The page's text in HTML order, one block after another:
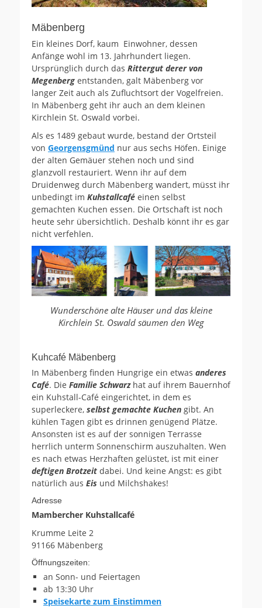
Mäbenberg
Ein kleines Dorf, kaum Einwohner, dessen
Anfänge wohl im 13. Jahrhundert liegen.
Ursprünglich durch das Rittergut derer von
Megenberg entstanden, galt Mäbenberg vor
langer Zeit auch als Zufluchtsort der Vogelfreien.
In Mäbenberg geht ihr auch an dem kleinen
Kirchlein St. Oswald vorbei.
Als es 1489 gebaut wurde, bestand der Ortsteil
von Georgensgmünd nur aus sechs Höfen. Einige
der alten Gemäuer stehen noch und sind
glanzvoll restauriert. Wenn ihr auf dem
Druidenweg durch Mäbenberg wandert, müsst ihr
unbedingt im Kuhstallcafé einen selbst
gemachten Kuchen essen. Die Ortschaft ist noch
heute sehr übersichtlich. Deshalb könnt ihr es gar
nicht verfehlen.
Wunderschöne alte Häuser und das kleine
Kirchlein St. Oswald säumen den Weg
Kuhcafé Mäbenberg
In Mäbenberg finden Hungrige ein etwas anderes
Café. Die Familie Schwarzhat auf ihrem Bauernhof
ein Kuhstall-Café eingerichtet, in dem es
superleckere, selbst gemachte Kuchen gibt. An
kühlen Tagen gibt es drinnen genügend Plätze.
Ansonsten ist es auf der sonnigen Terrasse
herrlich unterm Sonnenschirm auszuhalten. Wen
es nach etwas Herzhaften gelüstet, ist mit einer
deftigen Brotzeit dabei. Und keine Angst: es gibt
natürlich aus Eis und Milchshakes!
Adresse
Mambercher Kuhstallcafé
Krumme Leite 2
91166 Mäbenberg
Öffnungszeiten:
an Sonn- und Feiertagen
ab 13:30 Uhr
Speisekarte zum Einstimmen